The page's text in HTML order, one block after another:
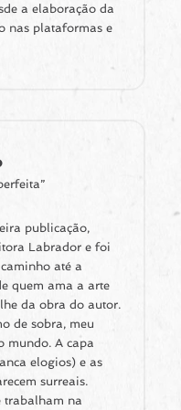
a elaboração da
nas plataformas e
publicação,
Labrador e foi
até a
quem ama a arte
da obra do autor.
de sobra, meu
mundo. A capa
elogios) e as
surreais.
trabalham na